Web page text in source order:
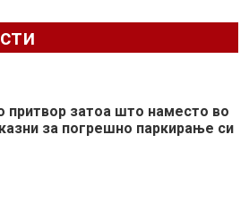
притвор затоа што наместо во
за погрешно паркирање си